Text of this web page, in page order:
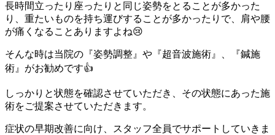
長時間立ったり座ったりと同じ姿勢をとることが多かった
り、重たいものを持ち運びすることが多かったりで、肩や腰
が痛くなることありますよね😢
そんな時は当院の『姿勢調整』や『超音波施術』、『鍼施
術』がお勧めです👍
しっかりと状態を確認させていただき、その状態にあった施
術をご提案させていただきます。
症状の早期改善に向け、スタッフ全員でサポートしていきま